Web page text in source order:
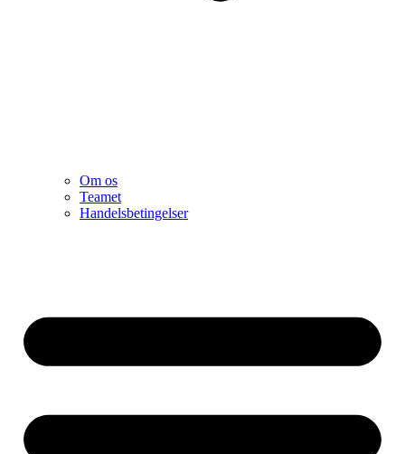
Om os
Teamet
Handelsbetingelser